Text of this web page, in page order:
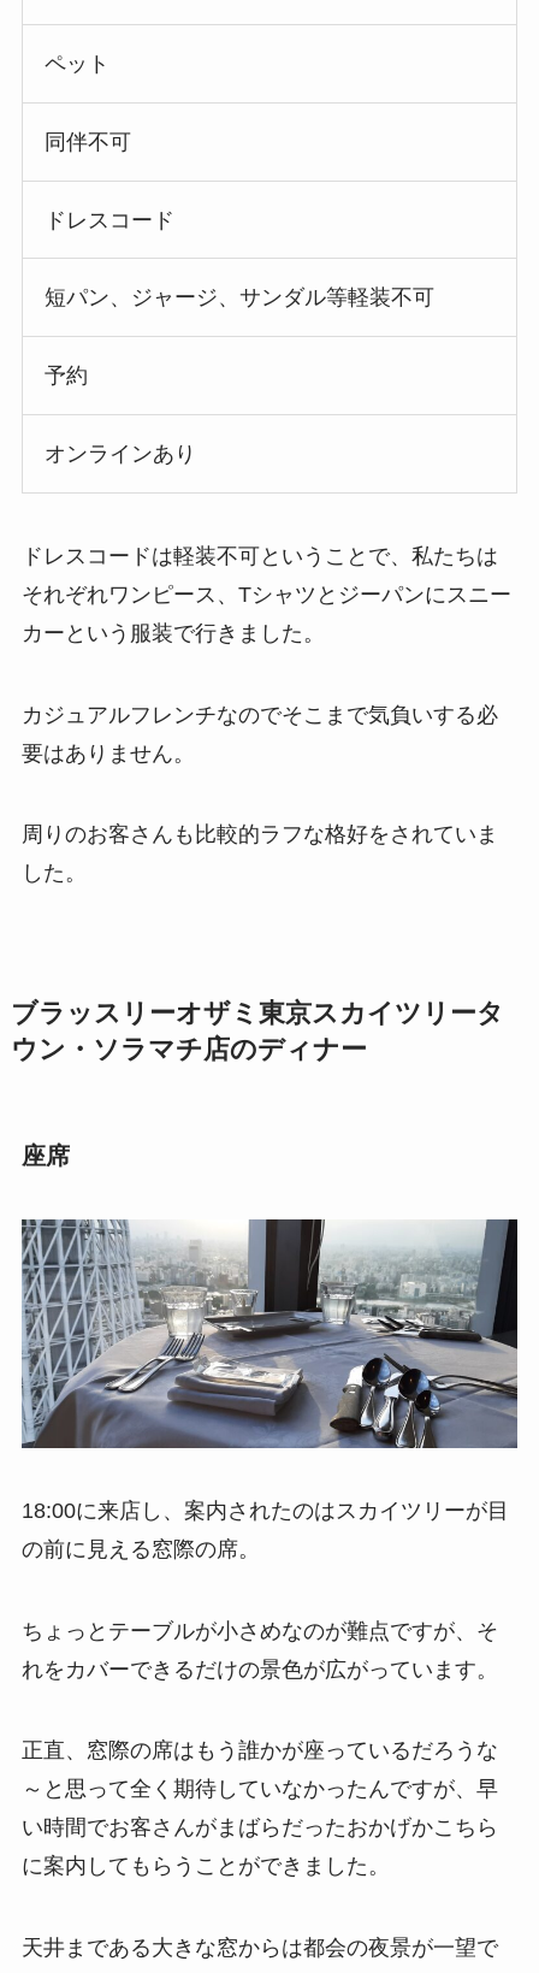
ペット
同伴不可
ドレスコード
短パン、ジャージ、サンダル等軽装不可
予約
オンラインあり
ドレスコードは軽装不可ということで、私たちは
それぞれワンピース、Tシャツとジーパンにスニー
カーという服装で行きました。
カジュアルフレンチなのでそこまで気負いする必
要はありません。
周りのお客さんも比較的ラフな格好をされていま
した。
ブラッスリーオザミ東京スカイツリータ
ウン・ソラマチ店のディナー
座席
18:00に来店し、案内されたのはスカイツリーが目
の前に見える窓際の席。
ちょっとテーブルが小さめなのが難点ですが、そ
れをカバーできるだけの景色が広がっています。
正直、窓際の席はもう誰かが座っているだろうな
～と思って全く期待していなかったんですが、早
い時間でお客さんがまばらだったおかげかこちら
に案内してもらうことができました。
天井まである大きな窓からは都会の夜景が一望で